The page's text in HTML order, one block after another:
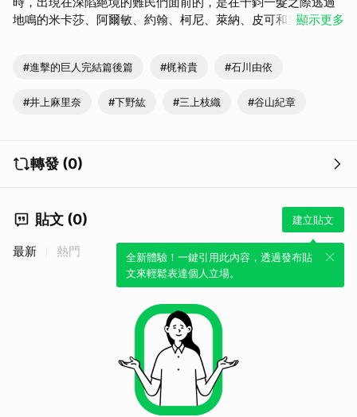
地鳴的米卡莎、阿爾敏、約翰、柯尼、萊納、皮可和里維一行
顯示更多
#進擊的巨人完結篇後篇 #梶裕貴 #石川由依
#井上麻里奈 #下野紘 #三上枝織 #谷山紀章
轉發 (0)
貼文 (0) 建立貼文
全新體驗！一鍵引用此內容，透過發布貼
文來輕鬆表達個人立場。
最新 熱門